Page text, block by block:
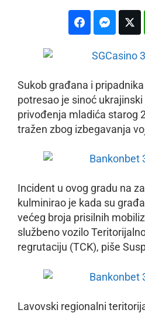
Sukob građana i
potresao je sinoć
privođenja mladića starog
tražen zbog izbegavanja
Incident u ovog gradu na
kulminirao je kada su
većeg broja prisilnih
službeno vozilo
regrutaciju (TCK), piše
Lavovski regionalni